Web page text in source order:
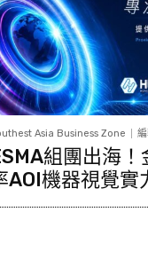
Asia Business Zone
組團出海！
AOI機器視覺實